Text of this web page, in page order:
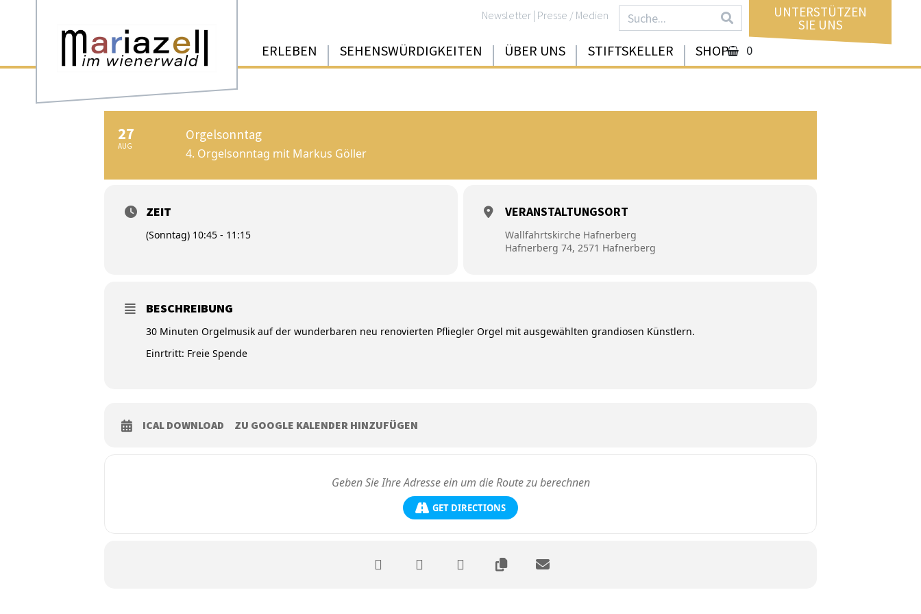
Newsletter | Presse / Medien UNTERSTÜTZEN
SIE UNS
ERLEBEN SEHENSWÜRDIGKEITEN ÜBER UNS STIFTSKELLER SHOP 0
27
AUG
Orgelsonntag
4. Orgelsonntag mit Markus Göller
ZEIT
(Sonntag) 10:45 - 11:15
VERANSTALTUNGSORT
Wallfahrtskirche Hafnerberg
Hafnerberg 74, 2571 Hafnerberg
BESCHREIBUNG
30 Minuten Orgelmusik auf der wunderbaren neu renovierten Pfliegler Orgel mit ausgewählten grandiosen Künstlern.
Einrtritt: Freie Spende
ICAL DOWNLOAD ZU GOOGLE KALENDER HINZUFÜGEN
GET DIRECTIONS